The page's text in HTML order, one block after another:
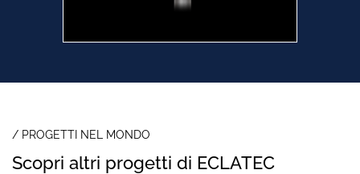
/ PROGETTI NEL MONDO
Scopri altri progetti di ECLATEC